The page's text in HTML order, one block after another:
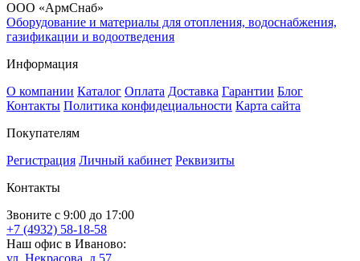
ООО «АрмСнаб»
Оборудование и материалы для отопления, водоснабжения,
газификации и водоотведения
Информация
О компании Каталог Оплата Доставка Гарантии Блог
Контакты Политика конфидециальности Карта сайта
Покупателям
Регистрация Личный кабинет Реквизиты
Контакты
Звоните с 9:00 до 17:00
+7 (4932) 58-18-58
Наш офис в Иваново: